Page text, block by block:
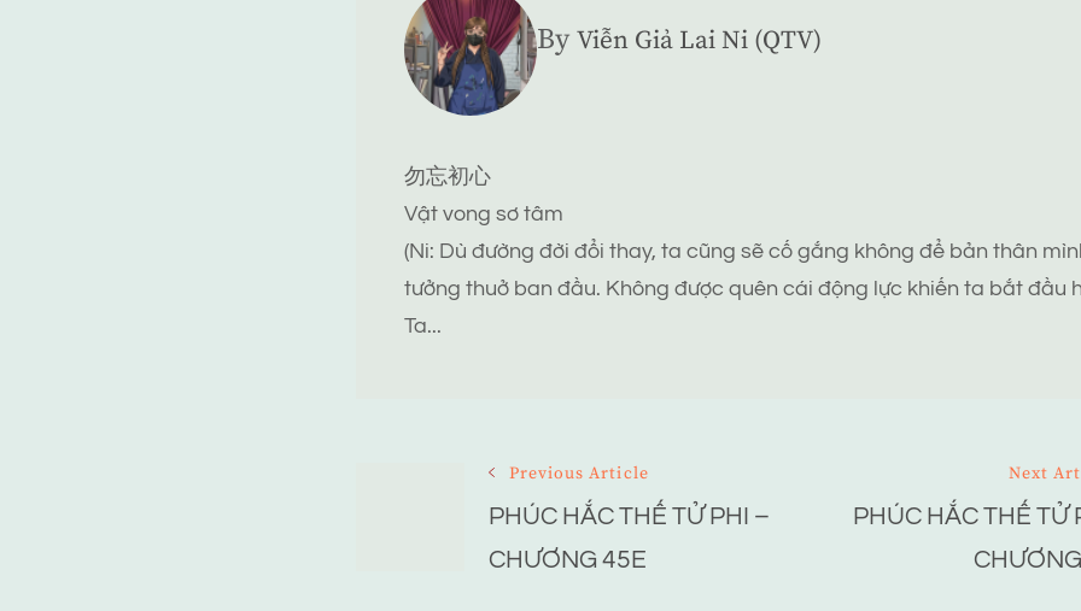
By Viễn Giả Lai Ni (QTV)
勿忘初心
Vật vong sơ tâm
(Ni: Dù đường đời đổi thay, ta cũng sẽ cố gắng không để bản thân
tưởng thuở ban đầu. Không được quên cái động lực khiến ta bắt đầu
Ta...
Navigation
Previous Article
PHÚC HẮC THẾ TỬ PHI –
CHƯƠNG 45E
Next
PHÚC HẮC THẾ TỬ